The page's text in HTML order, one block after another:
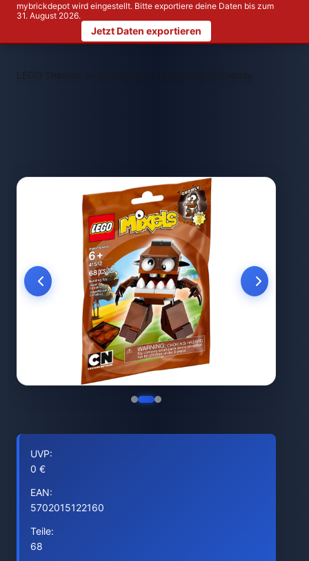
mybrickdepot wird eingestellt. Bitte exportiere deine Daten bis zum
31. August 2026.
Jetzt Daten exportieren
LEGO Themen > LEGO 41512 Chomly
UVP:
0 €
EAN:
5702015122160
Teile:
68